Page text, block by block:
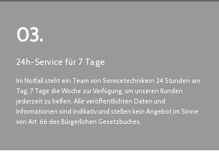
03.
24h-Service für 7 Tage
Im Notfall steht ein Team von Servicetechnikern 24 Stunden am
Tag, 7 Tage die Woche zur Verfügung, um unseren Kunden
jederzeit zu helfen. Alle veröffentlichten Daten und
Informationen sind indikativ und stellen kein Angebot im Sinne
von Art. 66 des Bürgerlichen Gesetzbuches.